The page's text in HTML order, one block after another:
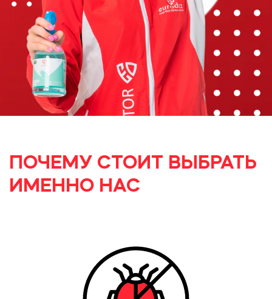
ПОЧЕМУ СТОИТ ВЫБРАТЬ
ИМЕННО НАС